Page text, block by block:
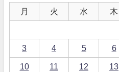
月 火 水 木
3 4 5 6
10 11 12 13